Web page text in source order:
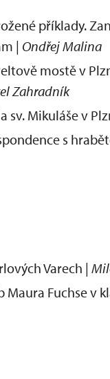
příklady.
| Ondřej Malina
mostě v
Zahradník
sv. Mikuláše v
s
Varech |
Fuchse v